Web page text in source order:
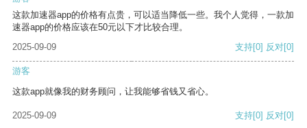
这款加速器app的价格有点贵，可以适当降低一些。我个人觉得，一款加
速器app的价格应该在50元以下才比较合理。
2025-09-09
支持[0] 反对[0]
游客
这款app就像我的财务顾问，让我能够省钱又省心。
2025-09-09 支持[0] 反对[0]